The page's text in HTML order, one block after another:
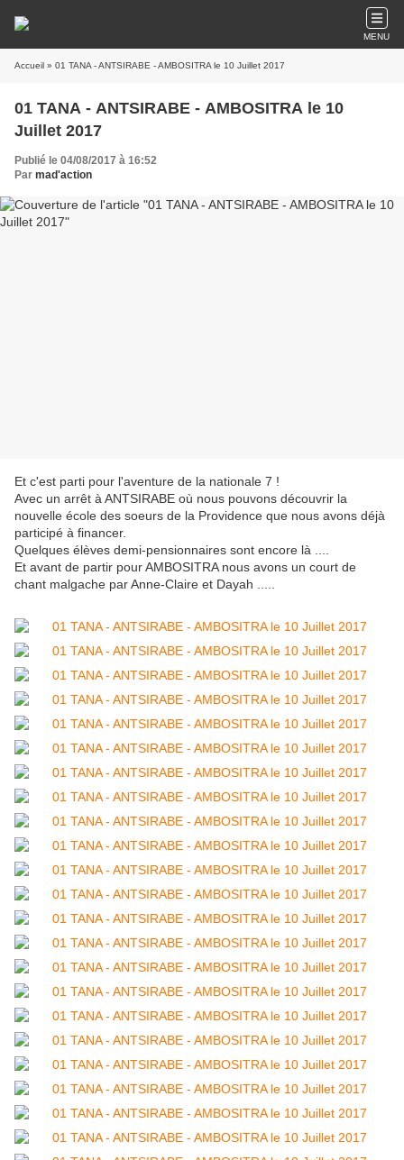
MENU
Accueil » 01 TANA - ANTSIRABE - AMBOSITRA le 10 Juillet 2017
01 TANA - ANTSIRABE - AMBOSITRA le 10
Juillet 2017
Publié le 04/08/2017 à 16:52
Par mad'action
Et c'est parti pour l'aventure de la nationale 7 !
Avec un arrêt à ANTSIRABE où nous pouvons découvrir la
nouvelle école des soeurs de la Providence que nous avons déjà
participé à financer.
Quelques élèves demi-pensionnaires sont encore là ....
Et avant de partir pour AMBOSITRA nous avons un court de
chant malgache par Anne-Claire et Dayah .....